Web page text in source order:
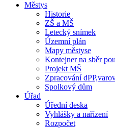
Městys
Historie
ZŠ a MŠ
Letecký snímek
Územní plán
Mapy městyse
Kontejner na sběr
Projekt MŠ
Zpracování
Spolkový dům
Úřad
Úřední deska
Vyhlášky a nařízení
Rozpočet